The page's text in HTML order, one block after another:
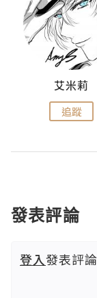
艾米莉
追蹤
發表評論
登入發表評論